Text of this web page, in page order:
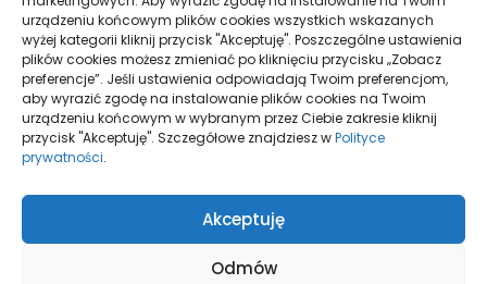
urządzeniu końcowym plików cookies wszystkich wskazanych
wyżej kategorii kliknij przycisk "Akceptuję". Poszczególne ustawienia
plików cookies możesz zmieniać po kliknięciu przycisku „Zobacz
preferencje”. Jeśli ustawienia odpowiadają Twoim preferencjom,
aby wyrazić zgodę na instalowanie plików cookies na Twoim
urządzeniu końcowym w wybranym przez Ciebie zakresie kliknij
przycisk "Akceptuję". Szczegółowe znajdziesz wPolityce
prywatności.
Akceptuję
Odmów
Polityka plików
Polityka